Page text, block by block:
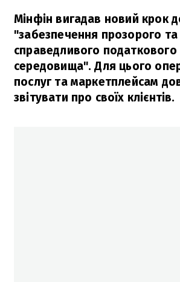
Мінфін вигадав новий крок
"забезпечення прозорого та
справедливого податкового
середовища". Для цього
послуг та маркетплейсам
звітувати про своїх клієнтів.